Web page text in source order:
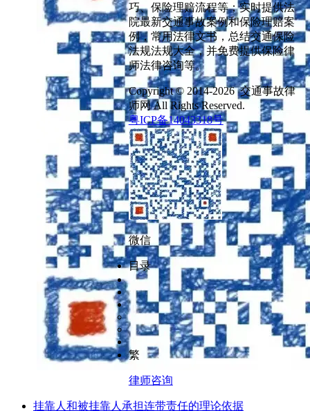
巧、保险理赔流程等；实时提供法
院最新交通事故案例和保险理赔案
例，常用法律文书，总结交通保险
法规法规大全，并免费提供保险律
师法律咨询等。
Copyright © 2014-2026 交通事故律
师网 All Rights Reserved.
粤ICP备14043318号
微信
目录
繁
律师咨询
挂靠人和被挂靠人承担连带责任的理论依据